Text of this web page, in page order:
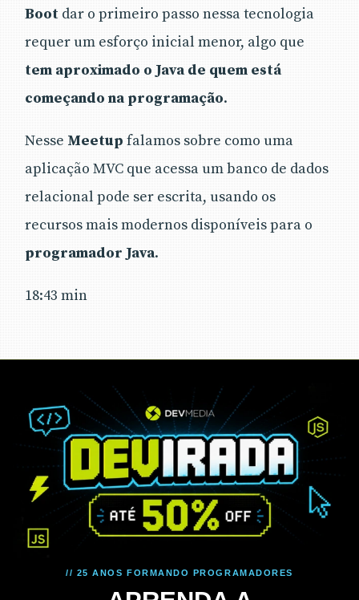
Boot dar o primeiro passo nessa tecnologia
requer um esforço inicial menor, algo que
tem aproximado o Java de quem está
começando na programação.
Nesse Meetup falamos sobre como uma
aplicação MVC que acessa um banco de dados
relacional pode ser escrita, usando os
recursos mais modernos disponíveis para o
programador Java.
18:43 min
// 25 ANOS FORMANDO PROGRAMADORES